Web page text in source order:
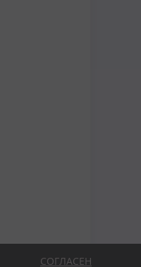
СОГЛАСЕН